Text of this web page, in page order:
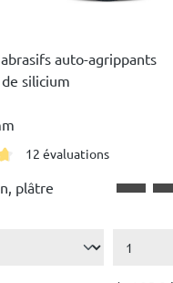
auto-agrippants
silicium
12 évaluations
plâtre